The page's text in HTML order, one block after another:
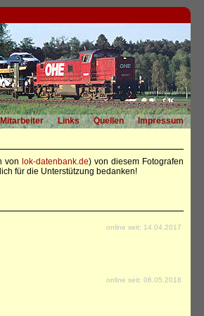
Mitarbeiter Links Quellen
Impressum
von lok-datenbank.de) von diesem Fotografen
für die Unterstützung bedanken!
online seit: 14.04.2017
online seit: 06.05.2018